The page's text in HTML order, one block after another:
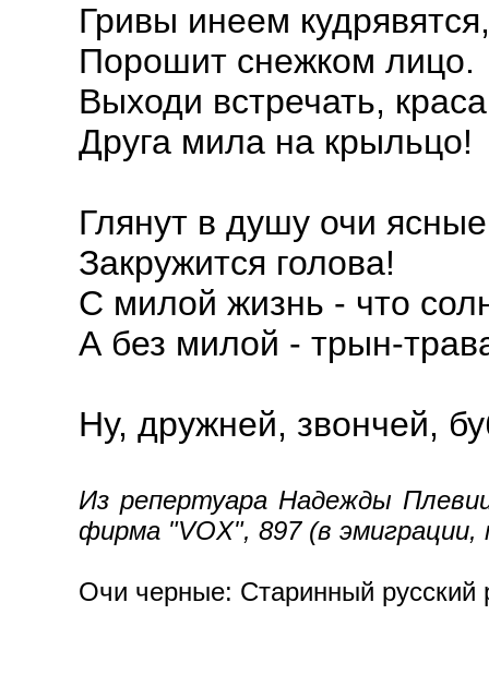
Гривы инеем кудрявятся,
Порошит снежком лицо.
Выходи встречать,
Друга мила на крыльцо!
Глянут в душу очи
Закружится голова!
С милой жизнь - что
А без милой - трын-
Ну, дружней, звончей,
Из репертуара Надежды
фирма "VOX", 897 (в эмиграции,
Очи черные: Старинный